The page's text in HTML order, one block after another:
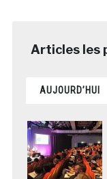
AUJOURD’HUI